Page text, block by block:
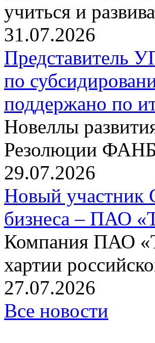
учиться и
31.07.2026
Представитель
по
поддержано по
Новеллы
Резолюции ФАНБ
29.07.2026
Новый участник
бизнеса – ПАО
Компания ПАО
хартии
27.07.2026
Все новости